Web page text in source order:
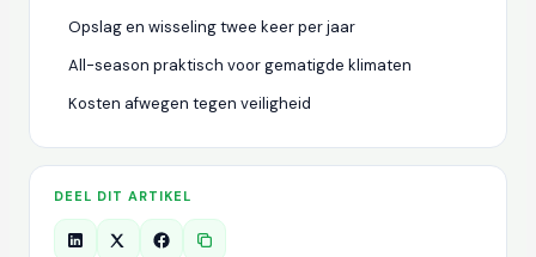
Opslag en wisseling twee keer per jaar
All-season praktisch voor gematigde klimaten
Kosten afwegen tegen veiligheid
DEEL DIT ARTIKEL